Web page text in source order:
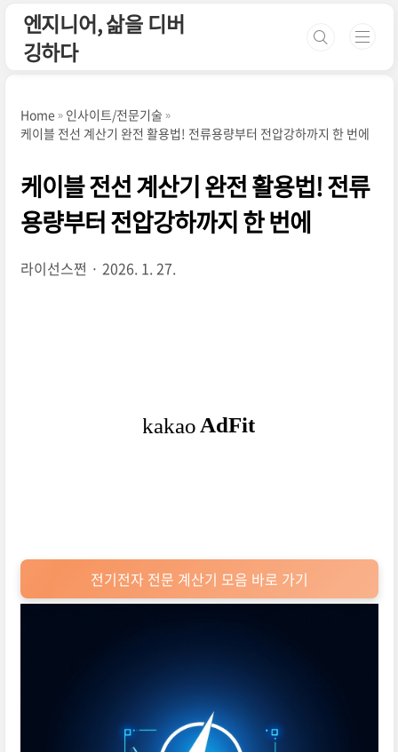
엔지니어, 삶을 디버
깅하다
Home
인사이트/전문기술
케이블 전선 계산기 완전 활용법! 전류용량부터 전압강하까지 한 번에
케이블 전선 계산기 완전 활용법! 전류
용량부터 전압강하까지 한 번에
라이선스쩐 2026. 1. 27.
전기전자 전문 계산기 모음 바로 가기